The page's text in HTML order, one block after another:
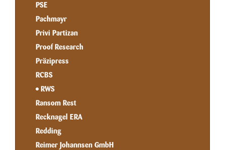
PSE
Pachmayr
Privi Partizan
Proof Research
Präzipress
RCBS
RWS
Ransom Rest
Recknagel ERA
Redding
Reimer Johannsen GmbH